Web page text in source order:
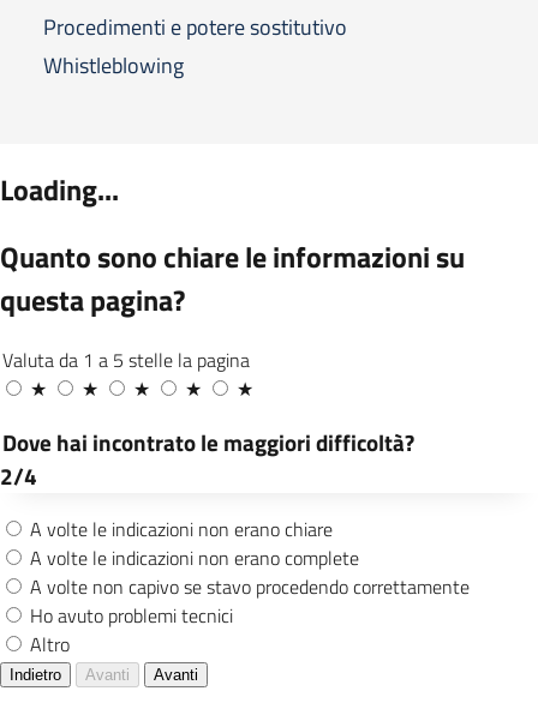
Procedimenti e potere sostitutivo
Whistleblowing